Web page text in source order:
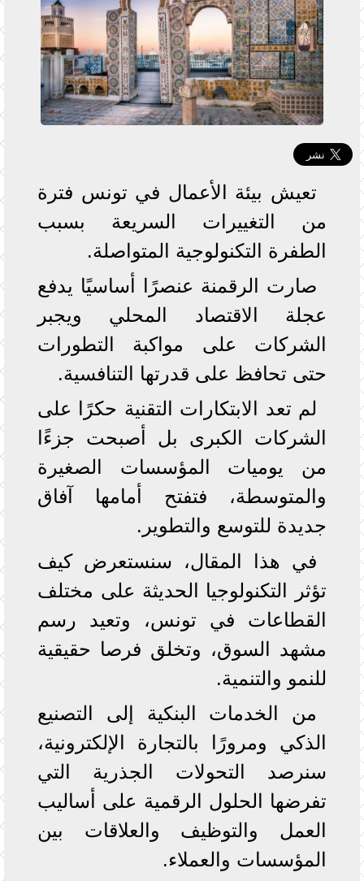
تعيش بيئة الأعمال في تونس فترة
من التغييرات السريعة بسبب
الطفرة التكنولوجية المتواصلة.
صارت الرقمنة عنصرًا أساسيًا يدفع
عجلة الاقتصاد المحلي ويجبر
الشركات على مواكبة التطورات
حتى تحافظ على قدرتها التنافسية.
لم تعد الابتكارات التقنية حكرًا على
الشركات الكبرى بل أصبحت جزءًا
من يوميات المؤسسات الصغيرة
والمتوسطة، فتفتح أمامها آفاق
جديدة للتوسع والتطوير.
في هذا المقال، سنستعرض كيف
تؤثر التكنولوجيا الحديثة على مختلف
القطاعات في تونس، وتعيد رسم
مشهد السوق، وتخلق فرصا حقيقية
للنمو والتنمية.
من الخدمات البنكية إلى التصنيع
الذكي ومرورًا بالتجارة الإلكترونية،
سنرصد التحولات الجذرية التي
تفرضها الحلول الرقمية على أساليب
العمل والتوظيف والعلاقات بين
المؤسسات والعملاء.